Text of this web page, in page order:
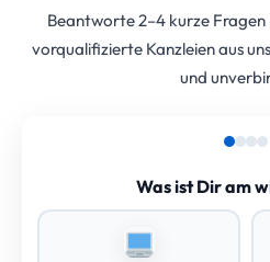
Beantworte 2–4 kurze
vorqualifizierte Kanzleien aus
und
Was ist Dir am